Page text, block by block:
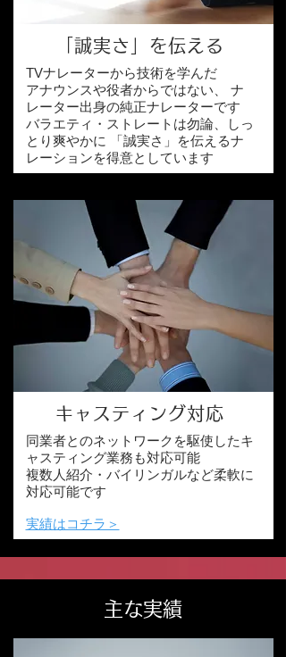
「誠実さ」を伝える
TVナレーターから技術を学んだ
アナウンスや役者からではない、 ナ
レーター出身の純正ナレーターです
バラエティ・ストレートは勿論、しっ
とり爽やかに 「誠実さ」を伝えるナ
レーションを得意としています
キャスティング対応
同業者とのネットワークを駆使したキ
ャスティング業務も対応可能
複数人紹介・バイリンガルなど柔軟に
対応可能です
​実績はコチラ＞
主な実績